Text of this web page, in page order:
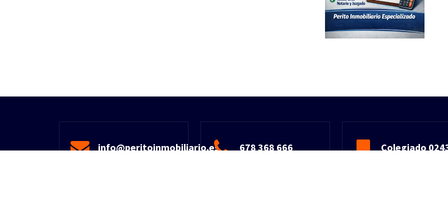
info@peritoinmobiliario.es 678 368 666 Colegiado